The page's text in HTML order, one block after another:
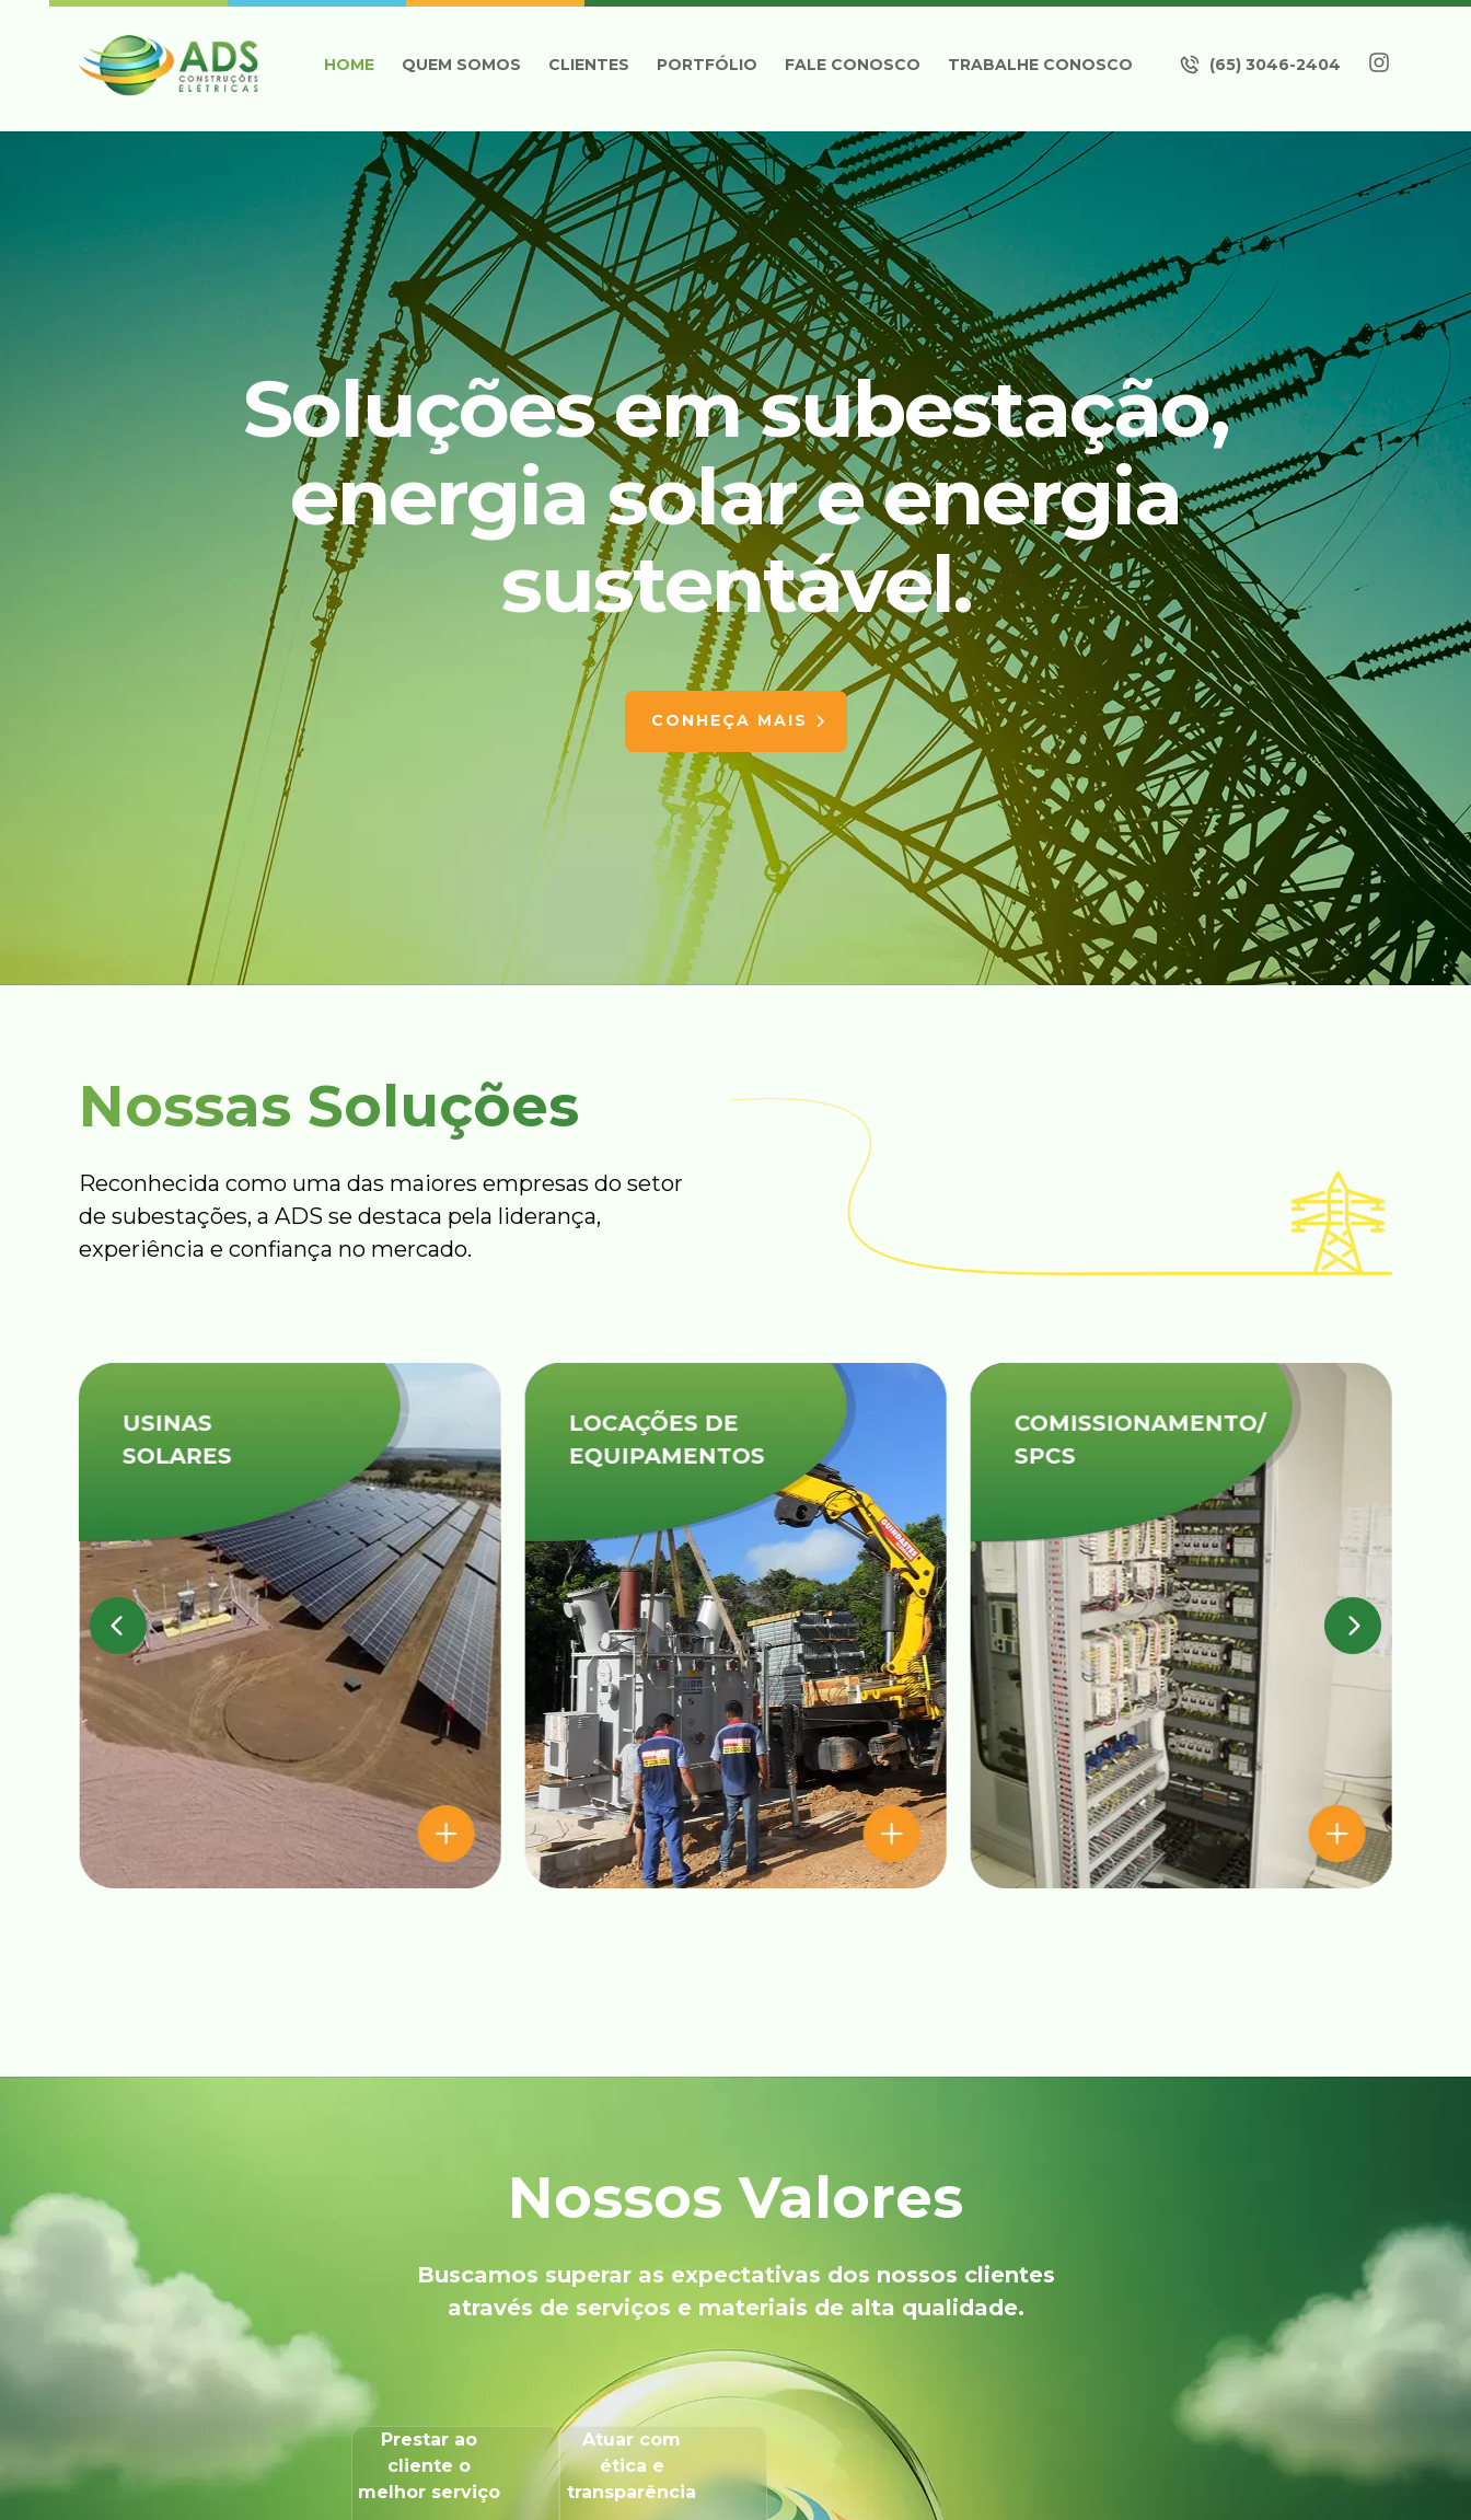
HOME QUEM SOMOS CLIENTES PORTFÓLIO FALE CONOSCO TRABALHE CONOSCO (65) 3046-2404
Soluções em subestação,
energia solar e energia
sustentável.
CONHEÇA MAIS
Nossas Soluções
Reconhecida como uma das maiores empresas do setor
de subestações, a ADS se destaca pela liderança,
experiência e confiança no mercado.
USINAS
SOLARES
LOCAÇÕES DE
EQUIPAMENTOS
COMISSIONAMENTO/
SPCS
Nossos Valores
Buscamos superar as expectativas dos nossos clientes
através de serviços e materiais de alta qualidade.
Prestar ao
cliente o
melhor serviço
Atuar com
ética e
transparência